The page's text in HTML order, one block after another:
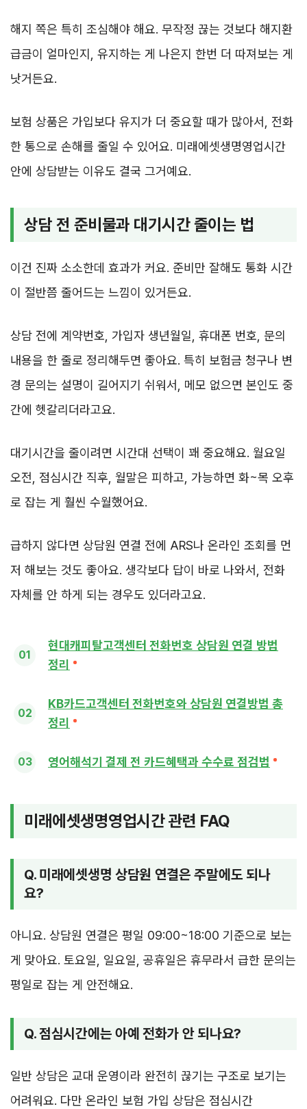
해지 쪽은 특히 조심해야 해요. 무작정 끊는 것보다 해지환
급금이 얼마인지, 유지하는 게 나은지 한번 더 따져보는 게
낫거든요.
보험 상품은 가입보다 유지가 더 중요할 때가 많아서, 전화
한 통으로 손해를 줄일 수 있어요. 미래에셋생명영업시간
안에 상담받는 이유도 결국 그거예요.
상담 전 준비물과 대기시간 줄이는 법
이건 진짜 소소한데 효과가 커요. 준비만 잘해도 통화 시간
이 절반쯤 줄어드는 느낌이 있거든요.
상담 전에 계약번호, 가입자 생년월일, 휴대폰 번호, 문의
내용을 한 줄로 정리해두면 좋아요. 특히 보험금 청구나 변
경 문의는 설명이 길어지기 쉬워서, 메모 없으면 본인도 중
간에 헷갈리더라고요.
대기시간을 줄이려면 시간대 선택이 꽤 중요해요. 월요일
오전, 점심시간 직후, 월말은 피하고, 가능하면 화~목 오후
로 잡는 게 훨씬 수월했어요.
급하지 않다면 상담원 연결 전에 ARS나 온라인 조회를 먼
저 해보는 것도 좋아요. 생각보다 답이 바로 나와서, 전화
자체를 안 하게 되는 경우도 있더라고요.
현대캐피탈고객센터 전화번호 상담원 연결 방법
정리
KB카드고객센터 전화번호와 상담원 연결방법 총
정리
영어해석기 결제 전 카드혜택과 수수료 점검법
미래에셋생명영업시간 관련 FAQ
Q. 미래에셋생명 상담원 연결은 주말에도 되나
요?
아니요. 상담원 연결은 평일 09:00~18:00 기준으로 보는
게 맞아요. 토요일, 일요일, 공휴일은 휴무라서 급한 문의는
평일로 잡는 게 안전해요.
Q. 점심시간에는 아예 전화가 안 되나요?
일반 상담은 교대 운영이라 완전히 끊기는 구조로 보기는
어려워요. 다만 온라인 보험 가입 상담은 점심시간